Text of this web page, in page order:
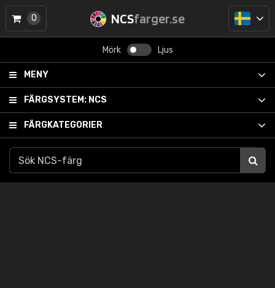
NCSfarger.se
Mörk Ljus
MENY
FÄRGSYSTEM: NCS
FÄRGKATEGORIER
0